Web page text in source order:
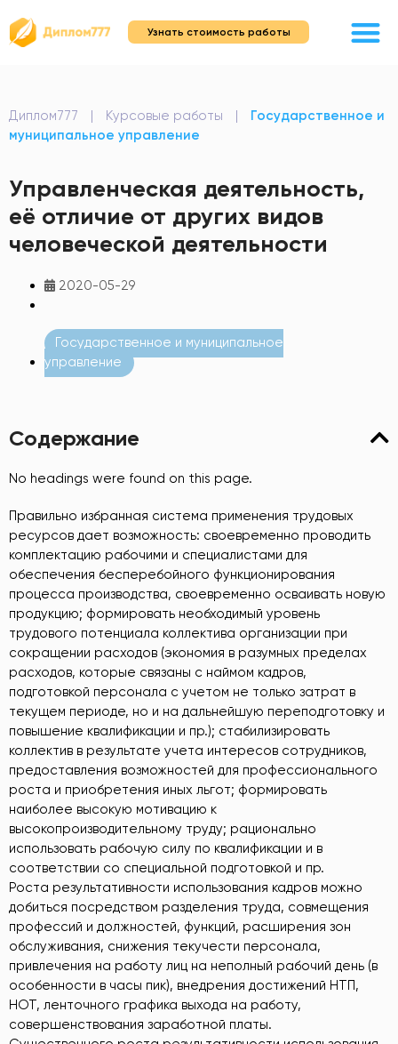
Узнать стоимость работы
Диплом777 | Курсовые работы |
Государственное и
муниципальное управление
Управленческая деятельность,
её отличие от других видов
человеческой деятельности
2020-05-29
Государственное и муниципальное
управление
Содержание
No headings were found on this page.
Правильно избранная система применения трудовых
ресурсов дает возможность: своевременно проводить
комплектацию рабочими и специалистами для
обеспечения бесперебойного функционирования
процесса производства, своевременно осваивать новую
продукцию; формировать необходимый уровень
трудового потенциала коллектива организации при
сокращении расходов (экономия в разумных пределах
расходов, которые связаны с наймом кадров,
подготовкой персонала с учетом не только затрат в
текущем периоде, но и на дальнейшую переподготовку и
повышение квалификации и пр.); стабилизировать
коллектив в результате учета интересов сотрудников,
предоставления возможностей для профессионального
роста и приобретения иных льгот; формировать
наиболее высокую мотивацию к
высокопроизводительному труду; рационально
использовать рабочую силу по квалификации и в
соответствии со специальной подготовкой и пр.
Роста результативности использования кадров можно
добиться посредством разделения труда, совмещения
профессий и должностей, функций, расширения зон
обслуживания, снижения текучести персонала,
привлечения на работу лиц на неполный рабочий день (в
особенности в часы пик), внедрения достижений НТП,
НОТ, ленточного графика выхода на работу,
совершенствования заработной платы.